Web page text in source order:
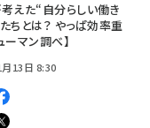
えた“自分らしい働き
ちとは？ やっぱ効率重
ーマン調べ】
13日 8:30